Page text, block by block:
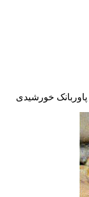
پاوربانک خورشیدی